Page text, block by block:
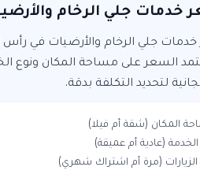
خدمات جلي الرخام
خدمات جلي الرخام والأرضيات في رأس
السعر على مساحة المكان ونوع
لتحديد التكلفة بدقة.
المكان (شقة أم فيلا)
(عادية أم عميقة)
(مرة أم اشتراك شهري)